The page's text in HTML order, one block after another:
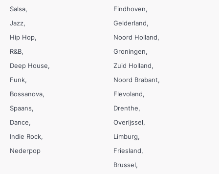
Salsa
Jazz
Hip Hop
R&B
Deep House
Funk
Bossanova
Spaans
Dance
Indie Rock
Nederpop
Eindhoven
Gelderland
Noord Holland
Groningen
Zuid Holland
Noord Brabant
Flevoland
Drenthe
Overijssel
Limburg
Friesland
Brussel